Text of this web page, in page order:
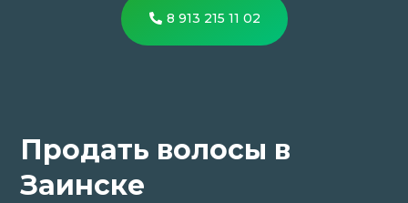
8 913 215 11 02
Продать волосы в
Заинске